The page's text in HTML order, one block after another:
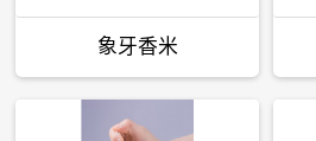
象牙香米